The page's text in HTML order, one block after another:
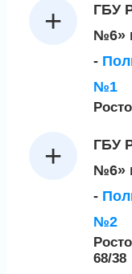
ГБУ
№6»
-
№1
ГБУ
№6»
-
№2
68/38